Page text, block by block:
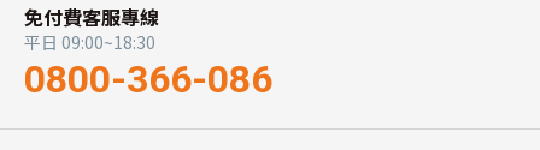
免付費客服專線
平日 09:00~18:30
0800-366-086